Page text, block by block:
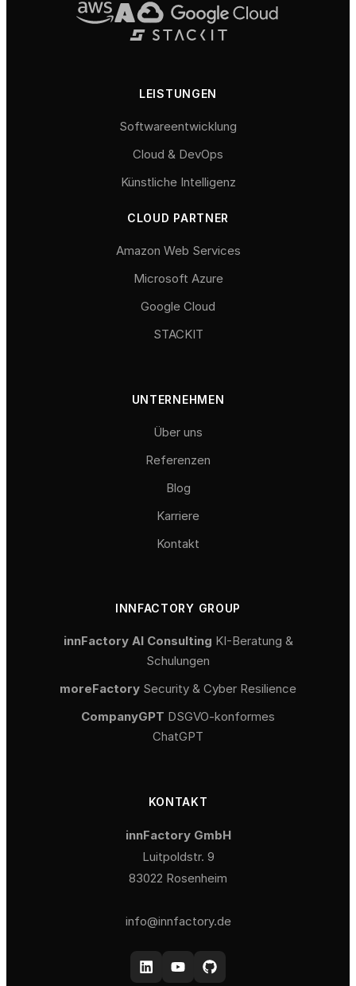
LEISTUNGEN
Softwareentwicklung
Cloud & DevOps
Künstliche Intelligenz
CLOUD PARTNER
Amazon Web Services
Microsoft Azure
Google Cloud
STACKIT
UNTERNEHMEN
Über uns
Referenzen
Blog
Karriere
Kontakt
INNFACTORY GROUP
innFactory AI Consulting KI-Beratung &
Schulungen
moreFactory Security & Cyber Resilience
CompanyGPT DSGVO-konformes
ChatGPT
KONTAKT
innFactory GmbH
Luitpoldstr. 9
83022 Rosenheim
info@innfactory.de